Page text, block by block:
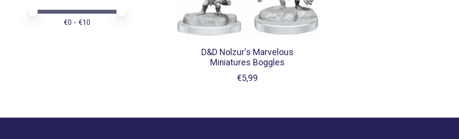
Minimale prijswaarde
Price maximum value
€0 - €10
D&D Nolzur's Marvelous
Miniatures Boggles
€5,99